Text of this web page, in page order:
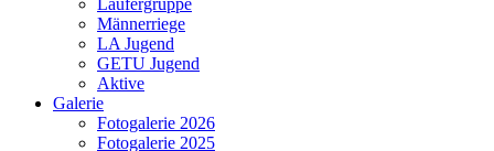
Läufergruppe
Männerriege
LA Jugend
GETU Jugend
Aktive
Galerie
Fotogalerie 2026
Fotogalerie 2025